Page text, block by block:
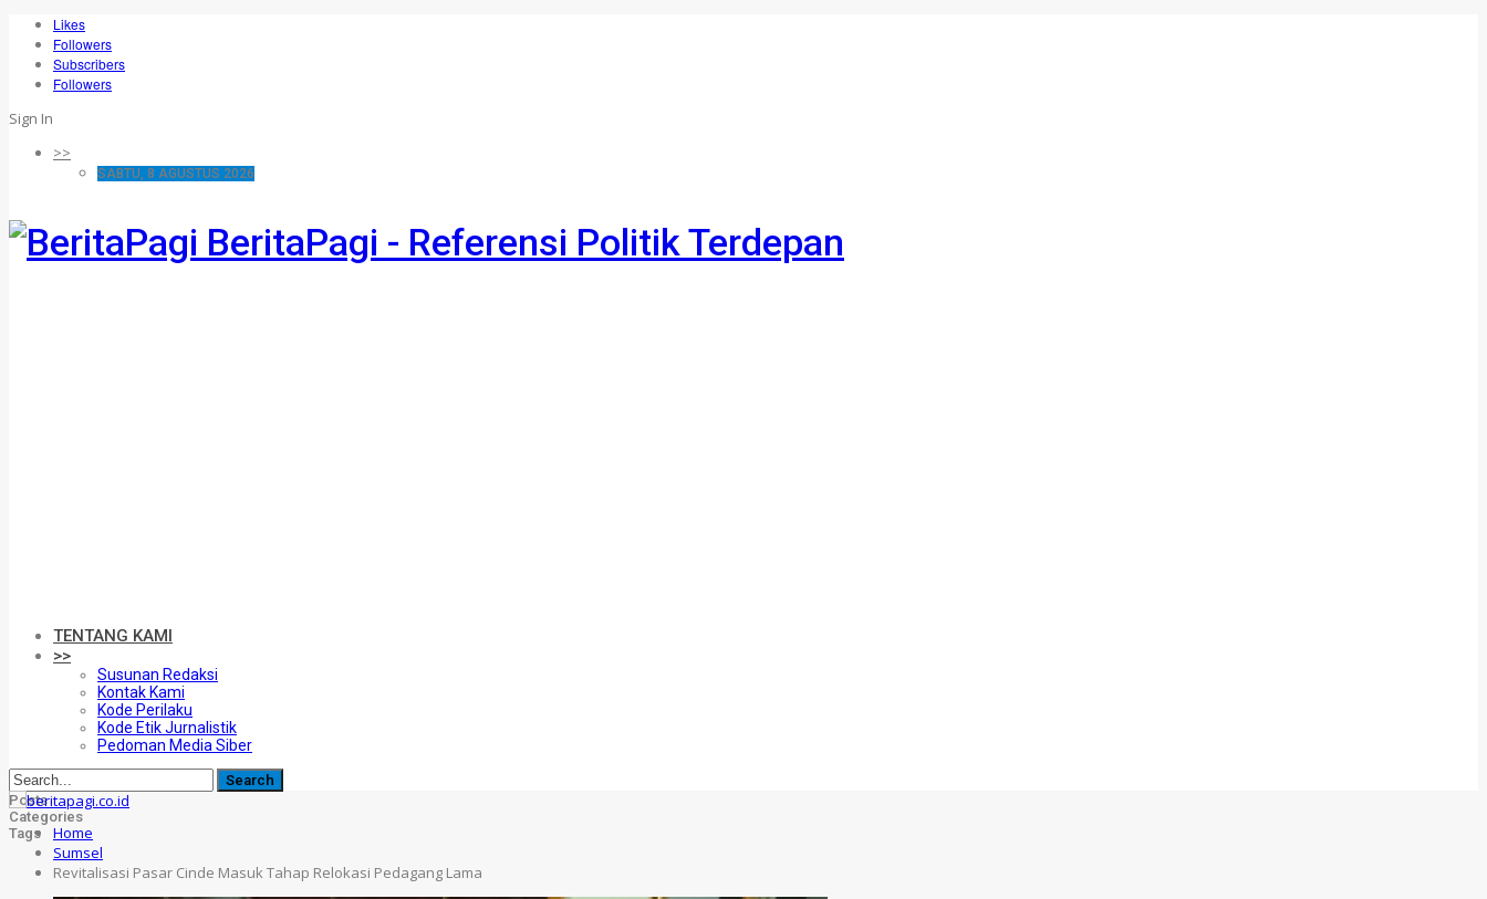
Likes
Followers
Subscribers
Followers
Sign In
>>
SABTU, 8 AGUSTUS 2026
BeritaPagi - Referensi Politik Terdepan
TENTANG KAMI
>>
Susunan Redaksi
Kontak Kami
Kode Perilaku
Kode Etik Jurnalistik
Pedoman Media Siber
Posts
Categories
Tags
Home
Sumsel
Revitalisasi Pasar Cinde Masuk Tahap Relokasi Pedagang Lama